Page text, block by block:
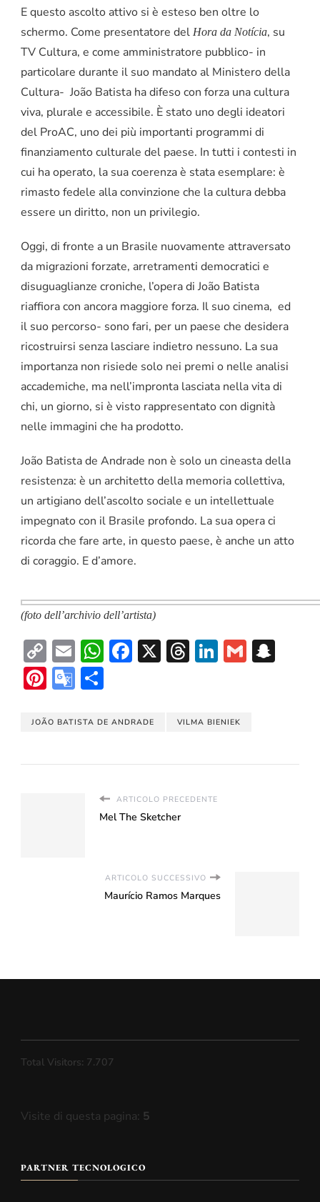
E questo ascolto attivo si è esteso ben oltre lo
schermo. Come presentatore del Hora da Notícia, su
TV Cultura, e come amministratore pubblico- in
particolare durante il suo mandato al Ministero della
Cultura- João Batista ha difeso con forza una cultura
viva, plurale e accessibile. È stato uno degli ideatori
del ProAC, uno dei più importanti programmi di
finanziamento culturale del paese. In tutti i contesti in
cui ha operato, la sua coerenza è stata esemplare: è
rimasto fedele alla convinzione che la cultura debba
essere un diritto, non un privilegio.
Oggi, di fronte a un Brasile nuovamente attraversato
da migrazioni forzate, arretramenti democratici e
disuguaglianze croniche, l’opera di João Batista
riaffiora con ancora maggiore forza. Il suo cinema, ed
il suo percorso- sono fari, per un paese che desidera
ricostruirsi senza lasciare indietro nessuno. La sua
importanza non risiede solo nei premi o nelle analisi
accademiche, ma nell’impronta lasciata nella vita di
chi, un giorno, si è visto rappresentato con dignità
nelle immagini che ha prodotto.
João Batista de Andrade non è solo un cineasta della
resistenza: è un architetto della memoria collettiva,
un artigiano dell’ascolto sociale e un intellettuale
impegnato con il Brasile profondo. La sua opera ci
ricorda che fare arte, in questo paese, è anche un atto
di coraggio. E d’amore.
(foto dell’archivio dell’artista)
Copy
Link
EmailWhatsApp
Facebook
X Threads
LinkedIn
Gmail
Pinterest
Google
JOÃO BATISTA DE ANDRADE VILMA BIENIEK
ARTICOLO PRECEDENTE
Mel The Sketcher
ARTICOLO SUCCESSIVO
Maurício Ramos Marques
Total Visitors: 7.707
Visite di questa pagina: 5
PARTNER TECNOLOGICO